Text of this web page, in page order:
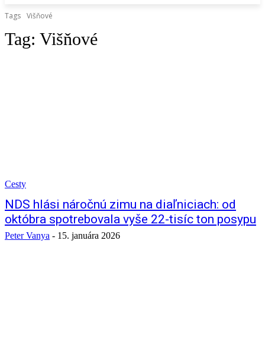
Tags Višňové
Tag: Višňové
Cesty
NDS hlási náročnú zimu na diaľniciach: od
októbra spotrebovala vyše 22-tisíc ton posypu
Peter Vanya - 15. januára 2026